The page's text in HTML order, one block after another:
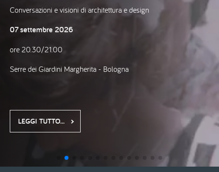
Conversazioni e visioni di architettura e design
07 settembre 2026
ore 20.30/21.00
Serre dei Giardini Margherita - Bologna
LEGGI TUTTO...
Image